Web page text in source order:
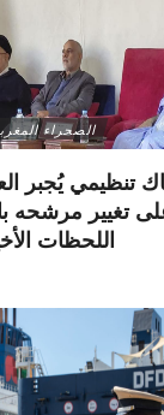
الصحراء
تنظيمي يُجبر
تغيير مرشحه
اللحظات